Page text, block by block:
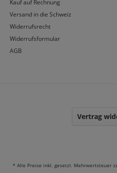
Kauf auf Rechnung
Versand in die Schweiz
Widerrufsrecht
Widerrufsformular
AGB
Vertrag
* Alle Preise inkl. gesetzl. Mehrwertsteuer